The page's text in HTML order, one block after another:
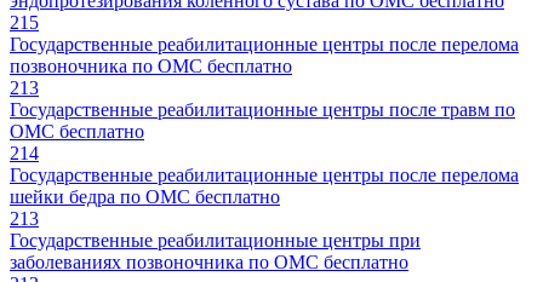
215
Государственные реабилитационные центры после перелома
позвоночника по ОМС бесплатно
213
Государственные реабилитационные центры после травм по
ОМС бесплатно
214
Государственные реабилитационные центры после перелома
шейки бедра по ОМС бесплатно
213
Государственные реабилитационные центры при
заболеваниях позвоночника по ОМС бесплатно